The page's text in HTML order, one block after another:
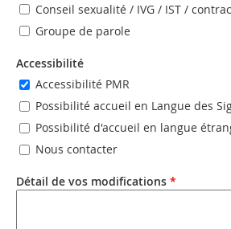
Conseil sexualité / IVG / IST /
Groupe de parole
Accessibilité
Accessibilité PMR
Possibilité accueil en Langue des
Possibilité d'accueil en langue
Nous contacter
Détail de vos modifications *